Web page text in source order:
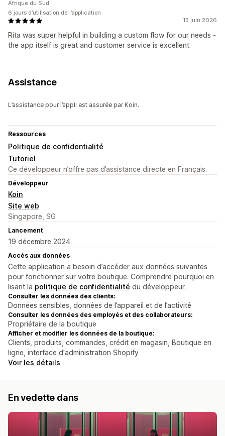
15 juin 2026
Rita was super helpful in building a custom flow for our needs -
the app itself is great and customer service is excellent.
Afrique du Sud
6 jours d’utilisation de l’application
Assistance
L’assistance pour l’appli est assurée par Koin.
Ressources
Politique de confidentialité
Tutoriel
Ce développeur n’offre pas d’assistance directe en Français.
Développeur
Koin
Site web
Singapore, SG
Lancement
19 décembre 2024
Accès aux données
Cette application a besoin d’accéder aux données suivantes
pour fonctionner sur votre boutique. Comprendre pourquoi en
lisant la politique de confidentialité du développeur.
Consulter les données des clients:
Données sensibles, données de l’appareil et de l’activité
Consulter les données des employés et des collaborateurs:
Propriétaire de la boutique
Afficher et modifier les données de la boutique:
Clients, produits, commandes, crédit en magasin, Boutique en
ligne, interface d'administration Shopify
Voir les détails
En vedette dans